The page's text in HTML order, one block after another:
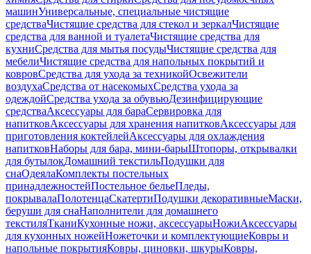
машинУниверсальные, специальные чистящие
средстваЧистящие средства для стекол и зеркалЧистящие
средства для ванной и туалетаЧистящие средства для
кухниСредства для мытья посудыЧистящие средства для
мебелиЧистящие средства для напольных покрытий и
ковровСредства для ухода за техникойОсвежители
воздухаСредства от насекомыхСредства ухода за
одеждойСредства ухода за обувьюДезинфицирующие
средстваАксессуары для бараСервировка для
напитковАксессуары для хранения напитковАксессуары для
приготовления коктейлейАксессуары для охлаждения
напитковНаборы для бара, мини-барыШтопоры, открывалки
для бутылокДомашний текстильПодушки для
снаОдеялаКомплекты постельных
принадлежностейПостельное бельеПледы,
покрывалаПолотенцаСкатертиПодушки декоративныеМаски,
беруши для снаНаполнители для домашнего
текстиляТканиКухонные ножи, аксессуарыНожиАксессуары
для кухонных ножейНожеточки и комплектующиеКовры и
напольные покрытияКовры, циновки, шкурыКовры,